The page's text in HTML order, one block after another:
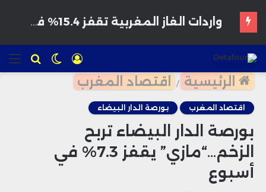
للبحث الوضع
المظلم
تسجيل
الدخول
الرئيسية / اقتصاد المغرب
اقتصاد المغرب بورصة الدار البيضاء
بورصة الدار البيضاء تربح
الزخم…“مازي” يقفز 7.3% في
أسبوع